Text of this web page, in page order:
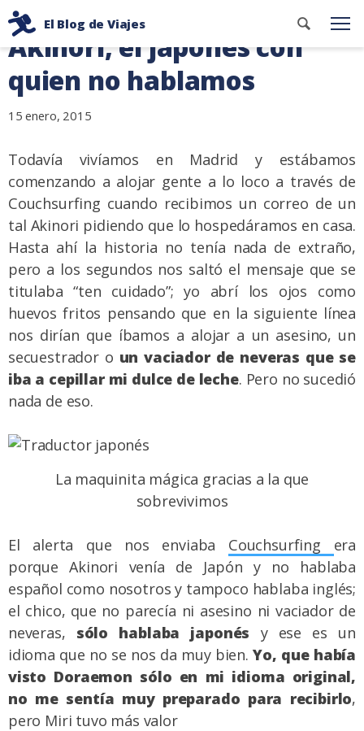
contenido
El Blog de Viajes
Consejos
viaje
de
mochileros
Buscar
Akinori, el japonés con
quien no hablamos
15 enero, 2015
Todavía vivíamos en Madrid y estábamos
comenzando a alojar gente a lo loco a través de
Couchsurfing cuando recibimos un correo de un
tal Akinori pidiendo que lo hospedáramos en casa.
Hasta ahí la historia no tenía nada de extraño,
pero a los segundos nos saltó el mensaje que se
titulaba “ten cuidado”; yo abrí los ojos como
huevos fritos pensando que en la siguiente línea
nos dirían que íbamos a alojar a un asesino, un
secuestrador o un vaciador de neveras que se
iba a cepillar mi dulce de leche. Pero no sucedió
nada de eso.
La maquinita mágica gracias a la que
sobrevivimos
El alerta que nos enviaba Couchsurfing era
porque Akinori venía de Japón y no hablaba
español como nosotros y tampoco hablaba inglés;
el chico, que no parecía ni asesino ni vaciador de
neveras, sólo hablaba japonés y ese es un
idioma que no se nos da muy bien.Yo, que había
visto Doraemon sólo en mi idioma original,
no me sentía muy preparado para recibirlo,
pero Miri tuvo más valor